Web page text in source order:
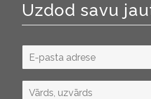
Uzdod savu